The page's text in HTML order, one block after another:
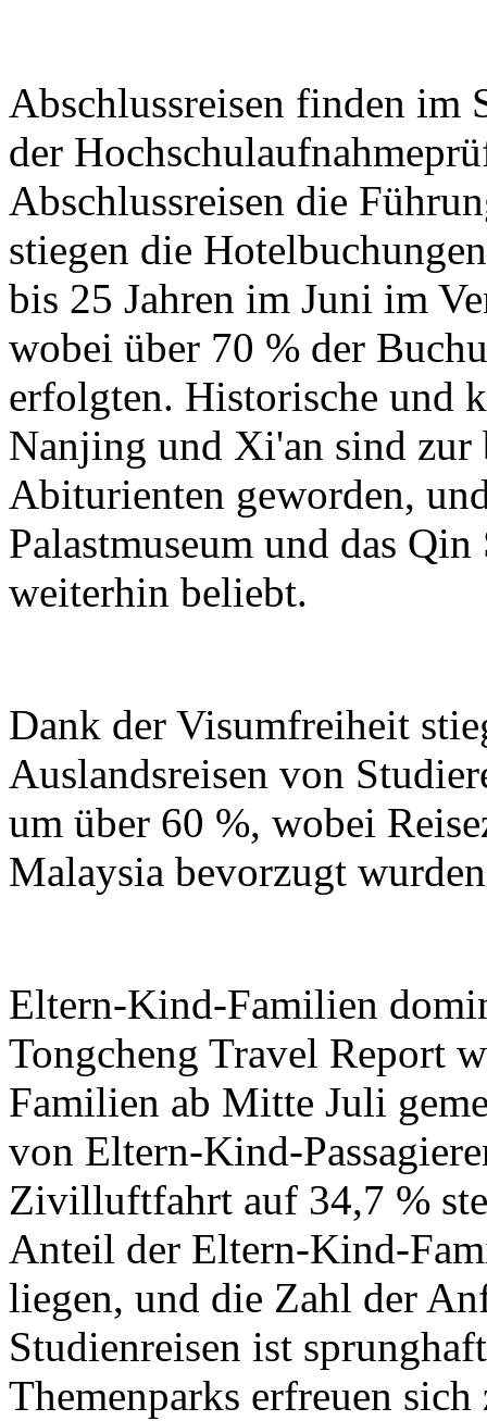
Abschlussreisen finden im
der
Abschlussreisen die
stiegen die
bis 25 Jahren im Juni im
wobei über 70 % der
erfolgten. Historische und
Nanjing und Xi'an sind zur
Abiturienten geworden,
Palastmuseum und das
weiterhin beliebt.
Dank der Visumfreiheit
Auslandsreisen von
um über 60 %, wobei
Malaysia bevorzugt
Eltern-Kind-Familien
Tongcheng Travel Report
Familien ab Mitte Juli
von Eltern-Kind-
Zivilluftfahrt auf 34,7 %
Anteil der Eltern-Kind-
liegen, und die Zahl der
Studienreisen ist
Themenparks erfreuen